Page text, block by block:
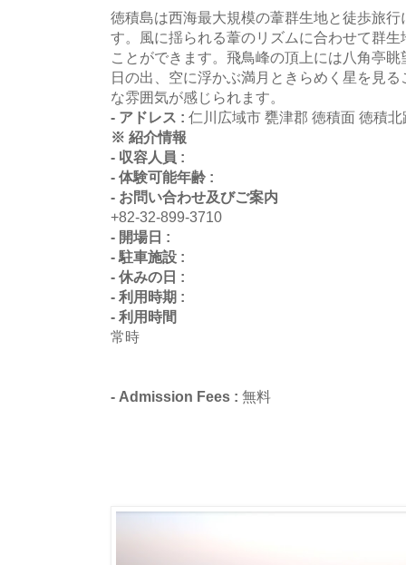
徳積島は西海最大規模の葦群生地と徒歩旅
す。風に揺られる葦のリズムに合わせて群
ことができます。飛鳥峰の頂上には八角亭
日の出、空に浮かぶ満月ときらめく星を見
な雰囲気が感じられます。
- アドレス : 仁川広域市 甕津郡 徳積面 徳積
※ 紹介情報
- 収容人員 :
- 体験可能年齢 :
- お問い合わせ及びご案内
+82-32-899-3710
- 開場日 :
- 駐車施設 :
- 休みの日 :
- 利用時期 :
- 利用時間
常時
- Admission Fees : 無料